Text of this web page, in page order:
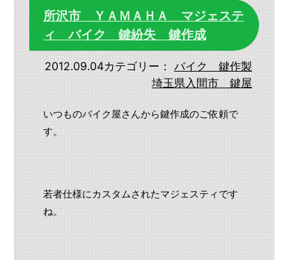
所沢市 ＹＡＭＡＨＡ マジェステ
ィ バイク 鍵紛失 鍵作成
2012.09.04カテゴリー： バイク 鍵作製
埼玉県入間市 鍵屋
いつものバイク屋さんから鍵作成のご依頼で
す。
若者仕様にカスタムされたマジェスティです
ね。